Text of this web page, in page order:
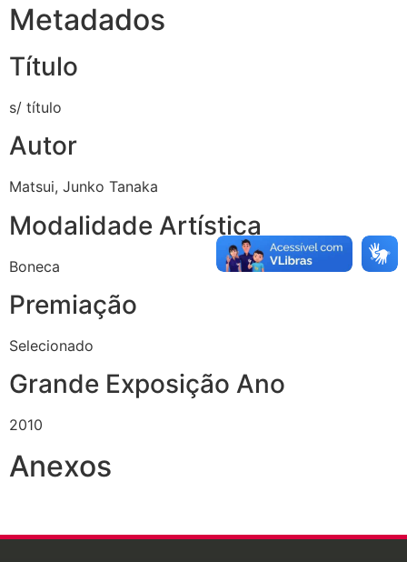
Metadados
Título
s/ título
Autor
Matsui, Junko Tanaka
Modalidade Artística
Boneca
Premiação
Selecionado
Grande Exposição Ano
2010
Anexos